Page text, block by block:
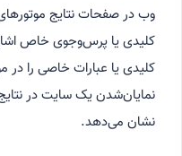
کلیدی یا پرس‌وجوی خاص
کلیدی یا عبارات خاصی را در
نمایان‌شدن یک سایت در
نشان می‌دهد.